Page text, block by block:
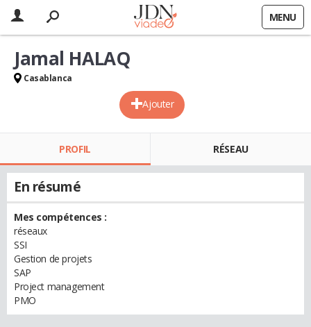
MENU
Ajouter
Jamal HALAQ
Casablanca
PROFIL RÉSEAU
En résumé
Mes compétences :
réseaux
SSI
Gestion de projets
SAP
Project management
PMO